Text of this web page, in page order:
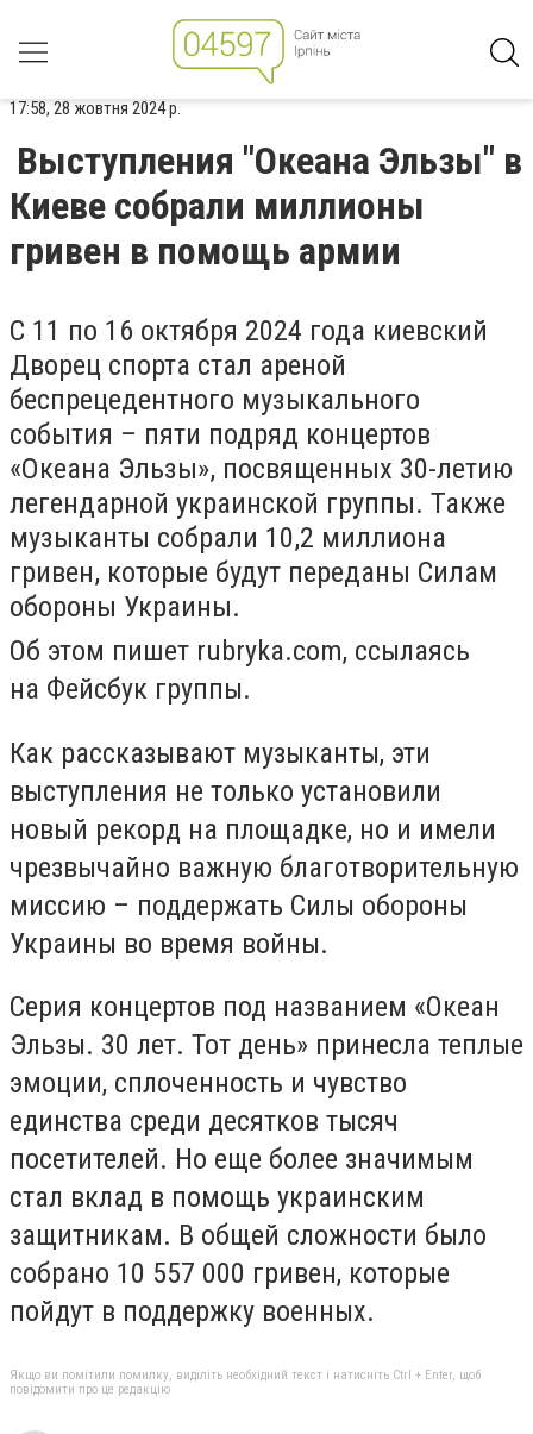
17:58, 28 жовтня 2024 р.
Выступления "Океана Эльзы" в
Киеве собрали миллионы
гривен в помощь армии
С 11 по 16 октября 2024 года киевский
Дворец спорта стал ареной
беспрецедентного музыкального
события – пяти подряд концертов
«Океана Эльзы», посвященных 30-летию
легендарной украинской группы. Также
музыканты собрали 10,2 миллиона
гривен, которые будут переданы Силам
обороны Украины.
Об этом пишет rubryka.com, ссылаясь
на Фейсбук группы.
Как рассказывают музыканты, эти
выступления не только установили
новый рекорд на площадке, но и имели
чрезвычайно важную благотворительную
миссию – поддержать Силы обороны
Украины во время войны.
Серия концертов под названием «Океан
Эльзы. 30 лет. Тот день» принесла теплые
эмоции, сплоченность и чувство
единства среди десятков тысяч
посетителей. Но еще более значимым
стал вклад в помощь украинским
защитникам. В общей сложности было
собрано 10 557 000 гривен, которые
пойдут в поддержку военных.
Якщо ви помітили помилку, виділіть необхідний текст і натисніть Ctrl + Enter, щоб
повідомити про це редакцію